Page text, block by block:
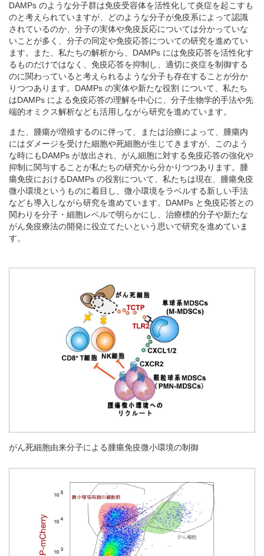
DAMPs のような分子群は免疫受容体を活性化して炎症を起こすも
のと考えられていますが、どのような分子が免疫系によって認識
されているのか、分子の実体や免疫反応については分かっていな
いことが多く、分子の同定や免疫応答についての研究を進めてい
ます。また、私たちの解析から、DAMPs には免疫応答を活性化す
るものだけではなく、免疫応答を抑制し、適切に炎症を制御する
のに関わっていると考えられるような分子も存在することが分か
りつつあります。DAMPs の実体や新たな役割 について、私たち
はDAMPs による免疫応答の理解を中心に、分子生物学的手法や先
端的オミクス解析なども活用しながら研究を進めています。
また、腫瘍が増殖するのに伴って、または治療によって、腫瘍内
にはダメージを受けた細胞や死細胞が生じてきますが、このよう
な時にもDAMPs が放出され、がん細胞に対する免疫応答の強化や
抑制に関与することが私たちの研究から分かりつつあります。腫
瘍免疫におけるDAMPs の役割について、私たちは現在、腫瘍免疫
微小環境というものに着目し、微小環境をラベルする新しい手法
なども導入しながら研究を進めています。DAMPs と免疫応答との
関わりを分子・細胞レベルで明らかにし、治療標的分子や新たな
がん免疫療法の開発に役立てたいという思いで研究を進めていま
す。
がん死細胞由来分子による腫瘍免疫微小環境の制御